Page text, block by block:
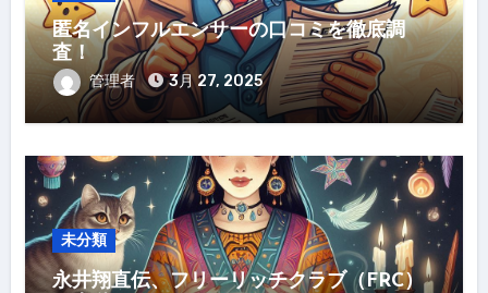
匿名インフルエンサーの口コミを徹底調
査！
管理者 3月 27, 2025
未分類
永井翔直伝、フリーリッチクラブ（FRC）